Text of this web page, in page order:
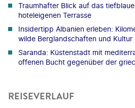
Traumhafter Blick auf das
hoteleigenen Terrasse
Insidertipp Albanien erleben:
wilde Berglandschaften und Kultur
Saranda: Küstenstadt mit
offenen Bucht gegenüber der
REISEVERLAUF